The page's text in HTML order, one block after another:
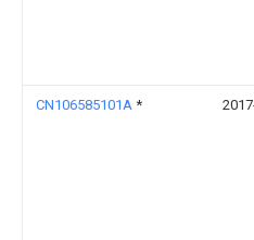
CN106585101A *